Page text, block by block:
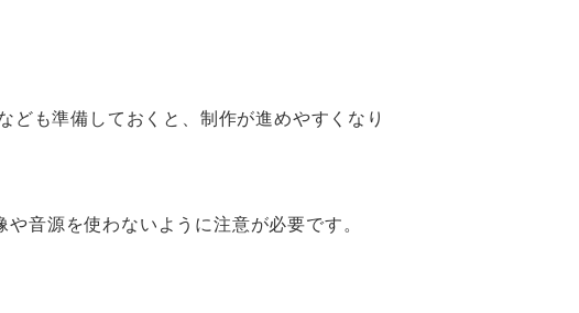
ども準備しておくと、制作が進めやすくなり
音源を使わないように注意が必要です。